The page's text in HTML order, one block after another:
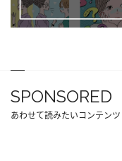
SPONSORED
あわせて読みたいコンテンツ